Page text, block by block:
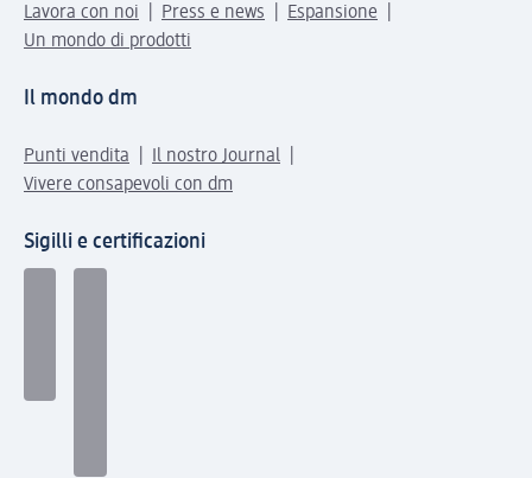
Lavora con noi
Press e news
Espansione
Un mondo di prodotti
Il mondo dm
Punti vendita
Il nostro Journal
Vivere consapevoli con dm
Sigilli e certificazioni